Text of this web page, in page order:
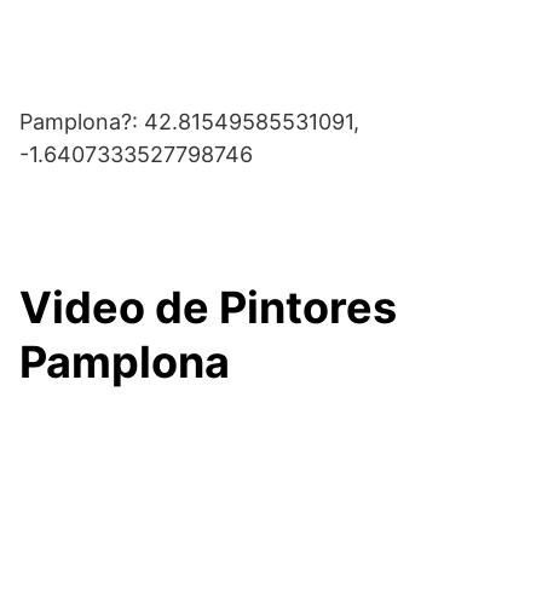
Pamplona?: 42.81549585531091,
-1.6407333527798746
Video de Pintores
Pamplona